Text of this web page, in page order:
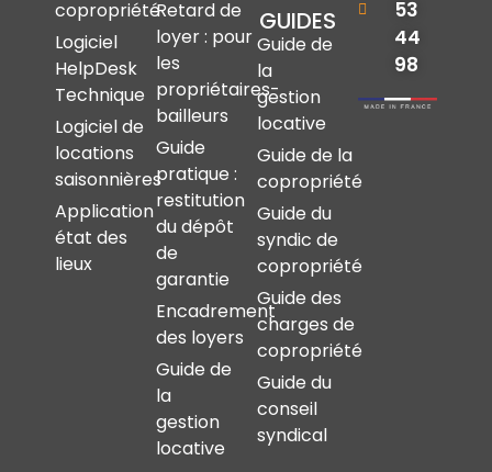
copropriété
Logiciel
HelpDesk
Technique
Logiciel de
locations
saisonnières
Application
état des
lieux
Retard de
loyer : pour
les
propriétaires-
bailleurs
Guide
pratique :
restitution
du dépôt
de
garantie
Encadrement
des loyers
Guide de
la
gestion
locative
GUIDES
Guide de
la
gestion
locative
Guide de la
copropriété
Guide du
syndic de
copropriété
Guide des
charges de
copropriété
Guide du
conseil
syndical
53
44
98